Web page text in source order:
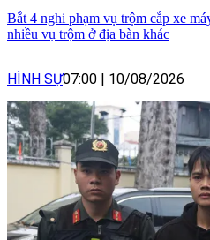
Bắt 4 nghi phạm vụ trộm cắp xe
nhiều vụ trộm ở địa bàn khác
HÌNH SỰ07:00 | 10/08/2026